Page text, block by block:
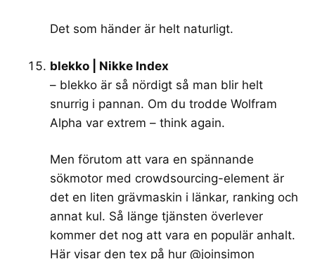
Det som händer är helt naturligt.
blekko | Nikke Index
– blekko är så nördigt så man blir helt
snurrig i pannan. Om du trodde Wolfram
Alpha var extrem – think again.
Men förutom att vara en spännande
sökmotor med crowdsourcing-element är
det en liten grävmaskin i länkar, ranking och
annat kul. Så länge tjänsten överlever
kommer det nog att vara en populär anhalt.
Här visar den tex på hur @joinsimon